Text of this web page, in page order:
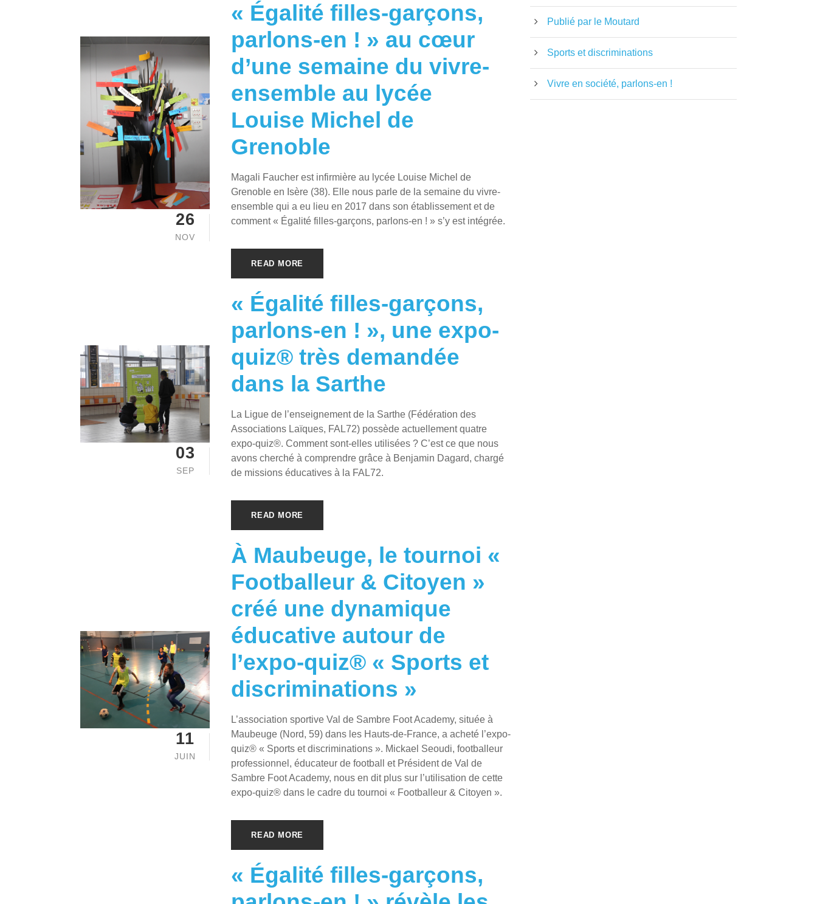
26
NOV
« Égalité filles-garçons,
parlons-en ! » au cœur
d’une semaine du vivre-
ensemble au lycée
Louise Michel de
Grenoble
Magali Faucher est infirmière au lycée Louise Michel de
Grenoble en Isère (38). Elle nous parle de la semaine du vivre-
ensemble qui a eu lieu en 2017 dans son établissement et de
comment « Égalité filles-garçons, parlons-en ! » s’y est intégrée.
READ MORE
03
SEP
« Égalité filles-garçons,
parlons-en ! », une expo-
quiz® très demandée
dans la Sarthe
La Ligue de l’enseignement de la Sarthe (Fédération des
Associations Laïques, FAL72) possède actuellement quatre
expo-quiz®. Comment sont-elles utilisées ? C’est ce que nous
avons cherché à comprendre grâce à Benjamin Dagard, chargé
de missions éducatives à la FAL72.
READ MORE
11
JUIN
À Maubeuge, le tournoi «
Footballeur & Citoyen »
créé une dynamique
éducative autour de
l’expo-quiz® « Sports et
discriminations »
L’association sportive Val de Sambre Foot Academy, située à
Maubeuge (Nord, 59) dans les Hauts-de-France, a acheté l’expo-
quiz® « Sports et discriminations ». Mickael Seoudi, footballeur
professionnel, éducateur de football et Président de Val de
Sambre Foot Academy, nous en dit plus sur l’utilisation de cette
expo-quiz® dans le cadre du tournoi « Footballeur & Citoyen ».
READ MORE
« Égalité filles-garçons,
Publié par le Moutard
Sports et discriminations
Vivre en société, parlons-en !